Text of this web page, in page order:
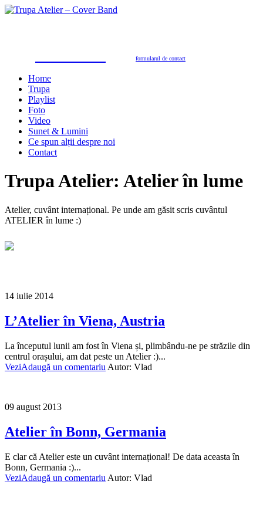
formularul de contact
Home
Trupa
Playlist
Foto
Video
Sunet & Lumini
Ce spun alții despre noi
Contact
Trupa Atelier: Atelier în lume
Atelier, cuvânt internațional. Pe unde am găsit scris cuvântul
ATELIER în lume :)
14 iulie 2014
L’Atelier în Viena, Austria
La începutul lunii am fost în Viena și, plimbându-ne pe străzile din
centrul orașului, am dat peste un Atelier :)...
VeziAdaugă un comentariu Autor: Vlad
09 august 2013
Atelier în Bonn, Germania
E clar că Atelier este un cuvânt internațional! De data aceasta în
Bonn, Germania :)...
VeziAdaugă un comentariu Autor: Vlad